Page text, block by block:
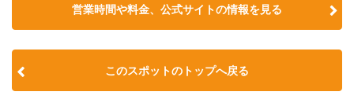
営業時間や料金、公式サイトの情報を見る
このスポットのトップへ戻る